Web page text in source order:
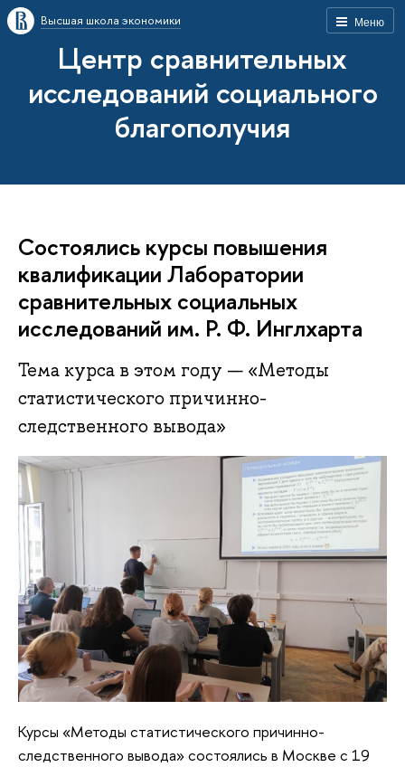
Меню
Высшая школа экономики
Центр сравнительных
исследований социального
благополучия
Состоялись курсы повышения
квалификации Лаборатории
сравнительных социальных
исследований им. Р. Ф. Инглхарта
Тема курса в этом году — «Методы
статистического причинно-
следственного вывода»
Курсы «Методы статистического причинно-
следственного вывода» состоялись в Москве с 19